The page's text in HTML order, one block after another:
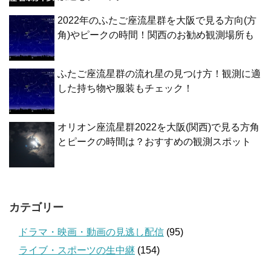
2022年のふたご座流星群を大阪で見る方向(方
角)やピークの時間！関西のお勧め観測場所も
ふたご座流星群の流れ星の見つけ方！観測に適
した持ち物や服装もチェック！
オリオン座流星群2022を大阪(関西)で見る方角
とピークの時間は？おすすめの観測スポット
カテゴリー
ドラマ・映画・動画の見逃し配信 (95)
ライブ・スポーツの生中継 (154)